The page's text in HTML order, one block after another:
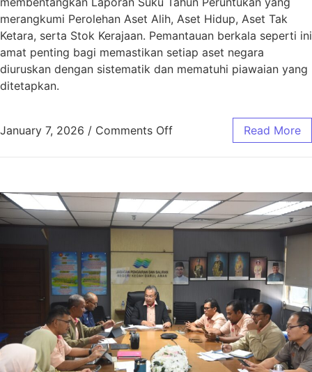
merangkumi Perolehan Aset Alih, Aset Hidup, Aset Tak
Ketara, serta Stok Kerajaan. Pemantauan berkala seperti ini
amat penting bagi memastikan setiap aset negara
diuruskan dengan sistematik dan mematuhi piawaian yang
ditetapkan.
January 7, 2026 / Comments Off Read More